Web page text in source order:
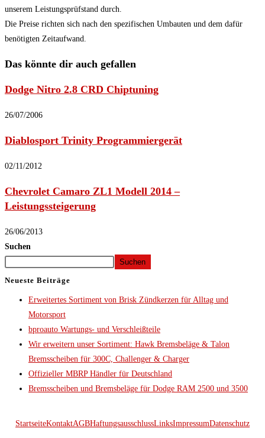
unserem Leistungsprüfstand durch.
Die Preise richten sich nach den spezifischen Umbauten und dem dafür
benötigten Zeitaufwand.
Das könnte dir auch gefallen
Dodge Nitro 2.8 CRD Chiptuning
26/07/2006
Diablosport Trinity Programmiergerät
02/11/2012
Chevrolet Camaro ZL1 Modell 2014 –
Leistungssteigerung
26/06/2013
Suchen
Suchen
Neueste Beiträge
Erweitertes Sortiment von Brisk Zündkerzen für Alltag und
Motorsport
bproauto Wartungs- und Verschleißteile
Wir erweitern unser Sortiment: Hawk Bremsbeläge & Talon
Bremsscheiben für 300C, Challenger & Charger
Offizieller MBRP Händler für Deutschland
Bremsscheiben und Bremsbeläge für Dodge RAM 2500 und 3500
StartseiteKontaktAGBHaftungsausschlussLinksImpressumDatenschutz